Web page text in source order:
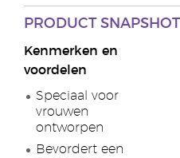
PRODUCT SNAPSHOT
Kenmerken en
voordelen
Speciaal voor
vrouwen
ontworpen
Bevordert een